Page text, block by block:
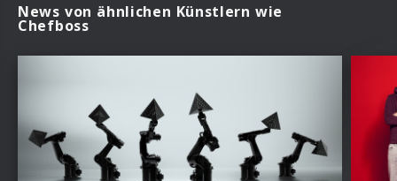
News von ähnlichen Künstlern wie
Chefboss